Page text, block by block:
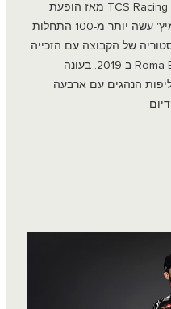
מיץ' אוונס היה אבן היסוד של יגואר TCS Racing מאז הופעת
הבכורה שלו בפורמולה E ב-2016. מיץ' עשה יותר מ-100 התחלות
של הקבוצה עם הזכייה
הראשונה שלנו בפורמולה E ב-Roma E-Prix ב-2019. בעונה
הנהגים עם ארבעה